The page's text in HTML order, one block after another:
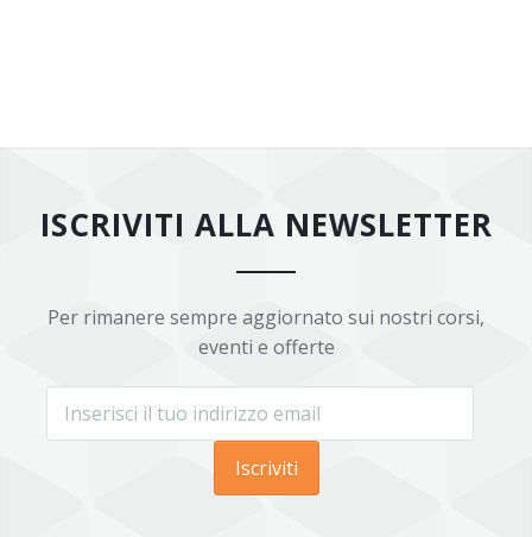
ISCRIVITI ALLA NEWSLETTER
Per rimanere sempre aggiornato sui nostri corsi,
eventi e offerte
Iscriviti